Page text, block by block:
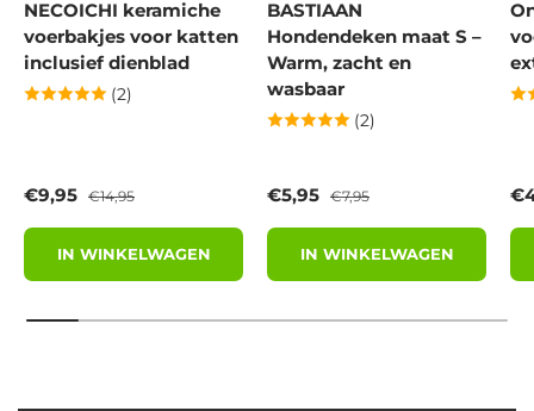
NECOICHI keramiche
voerbakjes voor katten
inclusief dienblad
(2)
Verkoopprijs
€9,95 Reguliere prijs
€14,95
IN WINKELWAGEN
BASTIAAN
Hondendeken maat S –
Warm, zacht en
wasbaar
(2)
Verkoopprijs
€5,95 Reguliere prijs
€7,95
IN WINKELWAGEN